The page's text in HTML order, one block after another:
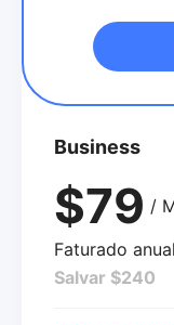
Business
$79 /
Faturado
Salvar $240